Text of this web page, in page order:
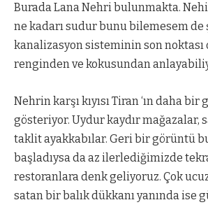
Burada Lana Nehri bulunmakta.
ne kadarı sudur bunu bilemesem
kanalizasyon sisteminin son
renginden ve kokusundan
Nehrin karşı kıyısı Tiran ‘ın daha
gösteriyor. Uydur kaydır mağazalar,
taklit ayakkabılar. Geri bir görüntü
başladıysa da az ilerlediğimizde
restoranlara denk geliyoruz. Çok
satan bir balık dükkanı yanında ise